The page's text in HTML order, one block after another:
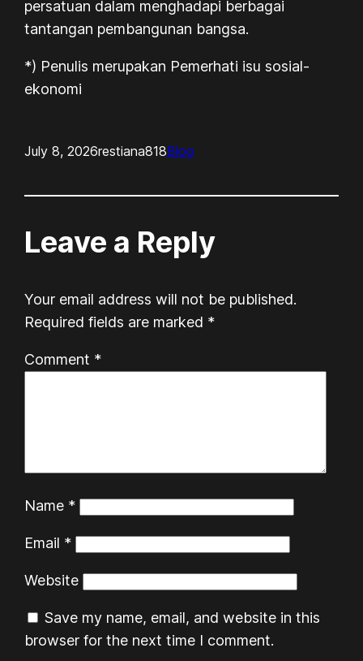
persatuan dalam menghadapi berbagai
tantangan pembangunan bangsa.
*) Penulis merupakan Pemerhati isu sosial-
ekonomi
July 8, 2026restiana818Blog
Leave a Reply
Your email address will not be published.
Required fields are marked *
Comment *
Name *
Email *
Website
Save my name, email, and website in this
browser for the next time I comment.